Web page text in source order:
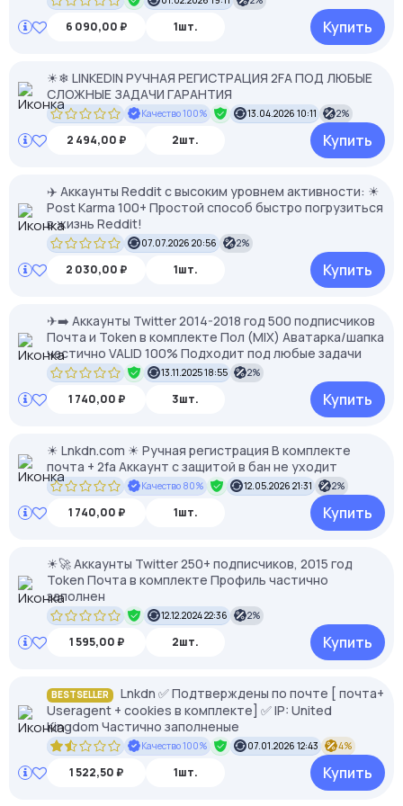
6 090,00 ₽ 1шт. Купить
☀❄ LINKEDIN РУЧНАЯ РЕГИСТРАЦИЯ 2FA ПОД ЛЮБЫЕ
СЛОЖНЫЕ ЗАДАЧИ ГАРАНТИЯ
Качество 100% 13.04.2026 10:11 2%
2 494,00 ₽ 2шт. Купить
✈️ Аккаунты Reddit с высоким уровнем активности: ☀
Post Karma 100+ Простой способ быстро погрузиться
в жизнь Reddit!
07.07.2026 20:56 2%
2 030,00 ₽ 1шт. Купить
✈➡️ Аккаунты Twitter 2014-2018 год 500 подписчиков
Почта и Token в комплекте Пол (MIX) Аватарка/шапка
частично VALID 100% Подходит под любые задачи
13.11.2025 18:55 2%
1 740,00 ₽ 3шт. Купить
☀ Lnkdn.com ☀ Ручная регистрация В комплекте
почта + 2fa Аккаунт с защитой в бан не уходит
Качество 80% 12.05.2026 21:31 2%
1 740,00 ₽ 1шт. Купить
☀🚀 Аккаунты Twitter 250+ подписчиков, 2015 год
Token Почта в комплекте Профиль частично
заполнен
12.12.2024 22:36 2%
1 595,00 ₽ 2шт. Купить
BESTSELLER
Lnkdn ✅ Подтверждены по почте [ почта+
Useragent + сookies в комплекте] ✅ IP: United
Kingdom Частично заполненые
Качество 100% 07.01.2026 12:43 4%
1 522,50 ₽ 1шт. Купить